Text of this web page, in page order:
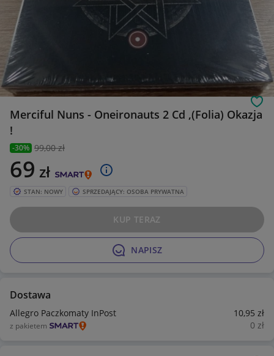
Merciful Nuns - Oneironauts 2 Cd ,(Folia) Okazja
!
-30% 99,00 zł
69 zł
STAN: NOWY SPRZEDAJĄCY: OSOBA PRYWATNA
NAPISZ
KUP TERAZ
Dostawa
Allegro Paczkomaty InPost 10,95 zł
z pakietem 0 zł